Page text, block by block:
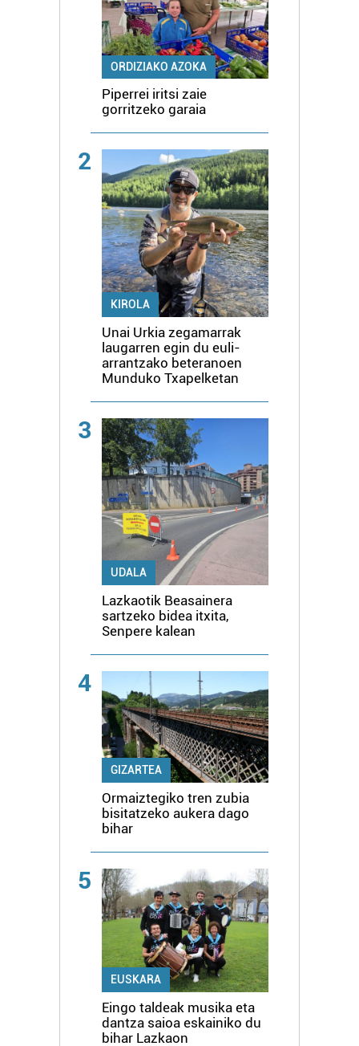
ORDIZIAKO AZOKA
Piperrei iritsi zaie
gorritzeko garaia
2
KIROLA
Unai Urkia zegamarrak
laugarren egin du euli-
arrantzako beteranoen
Munduko Txapelketan
3
UDALA
Lazkaotik Beasainera
sartzeko bidea itxita,
Senpere kalean
4
GIZARTEA
Ormaiztegiko tren zubia
bisitatzeko aukera dago
bihar
5
EUSKARA
Eingo taldeak musika eta
dantza saioa eskainiko du
bihar Lazkaon